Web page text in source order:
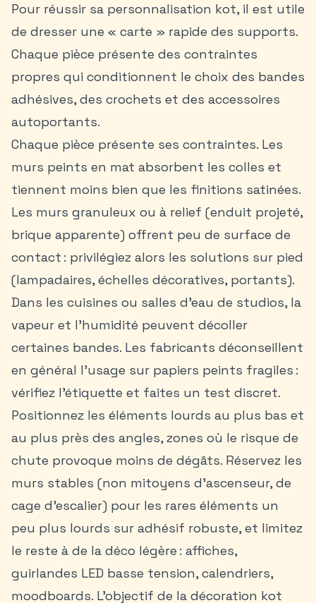
Pour réussir sa personnalisation kot, il est utile
de dresser une « carte » rapide des supports.
Chaque pièce présente des contraintes
propres qui conditionnent le choix des bandes
adhésives, des crochets et des accessoires
autoportants.
Chaque pièce présente ses contraintes. Les
murs peints en mat absorbent les colles et
tiennent moins bien que les finitions satinées.
Les murs granuleux ou à relief (enduit projeté,
brique apparente) offrent peu de surface de
contact : privilégiez alors les solutions sur pied
(lampadaires, échelles décoratives, portants).
Dans les cuisines ou salles d’eau de studios, la
vapeur et l’humidité peuvent décoller
certaines bandes. Les fabricants déconseillent
en général l’usage sur papiers peints fragiles :
vérifiez l’étiquette et faites un test discret.
Positionnez les éléments lourds au plus bas et
au plus près des angles, zones où le risque de
chute provoque moins de dégâts. Réservez les
murs stables (non mitoyens d’ascenseur, de
cage d’escalier) pour les rares éléments un
peu plus lourds sur adhésif robuste, et limitez
le reste à de la déco légère : affiches,
guirlandes LED basse tension, calendriers,
moodboards. L’objectif de la décoration kot